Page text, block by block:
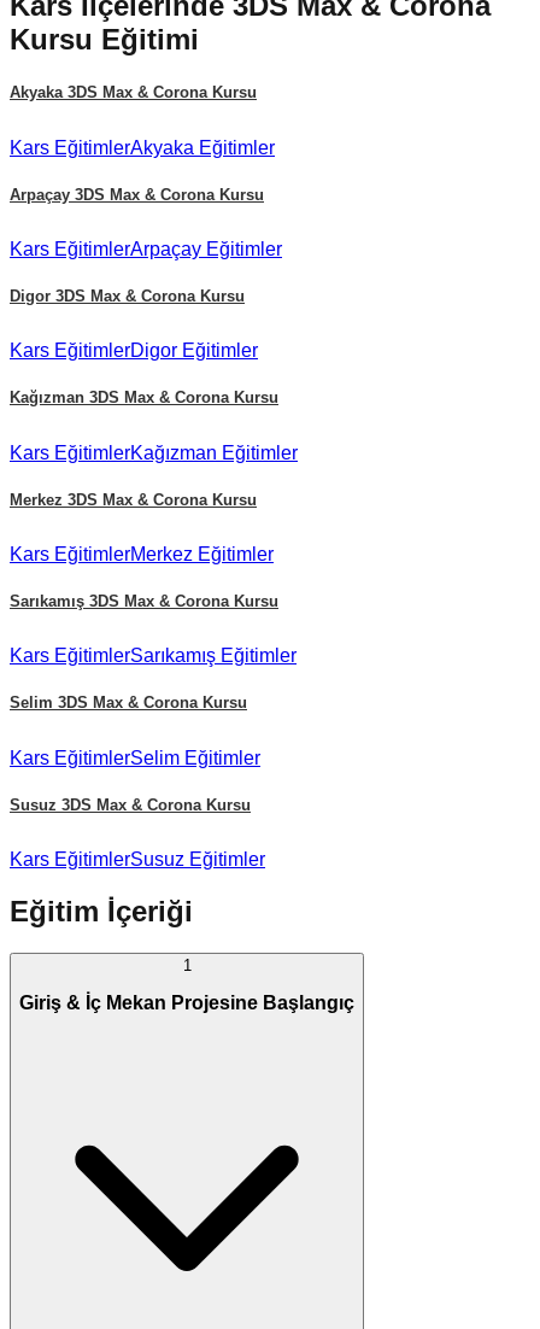
Kursu Eğitimi
Akyaka 3DS Max & Corona Kursu
Kars EğitimlerAkyaka Eğitimler
Arpaçay 3DS Max & Corona Kursu
Kars EğitimlerArpaçay Eğitimler
Digor 3DS Max & Corona Kursu
Kars EğitimlerDigor Eğitimler
Kağızman 3DS Max & Corona Kursu
Kars EğitimlerKağızman Eğitimler
Merkez 3DS Max & Corona Kursu
Kars EğitimlerMerkez Eğitimler
Sarıkamış 3DS Max & Corona Kursu
Kars EğitimlerSarıkamış Eğitimler
Selim 3DS Max & Corona Kursu
Kars EğitimlerSelim Eğitimler
Susuz 3DS Max & Corona Kursu
Kars EğitimlerSusuz Eğitimler
Eğitim İçeriği
1
Giriş & İç Mekan Projesine Başlangıç